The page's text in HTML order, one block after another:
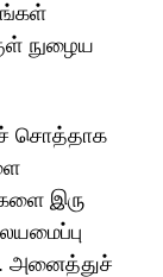
நுழைய
சொத்தாக
இரு
அனைத்துச்